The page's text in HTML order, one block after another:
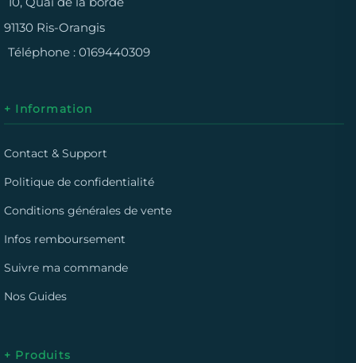
91130 Ris-Orangis
Téléphone : 0169440309
+ Information
Contact & Support
Politique de confidentialité
Conditions générales de vente
Infos remboursement
Suivre ma commande
Nos Guides
+ Produits